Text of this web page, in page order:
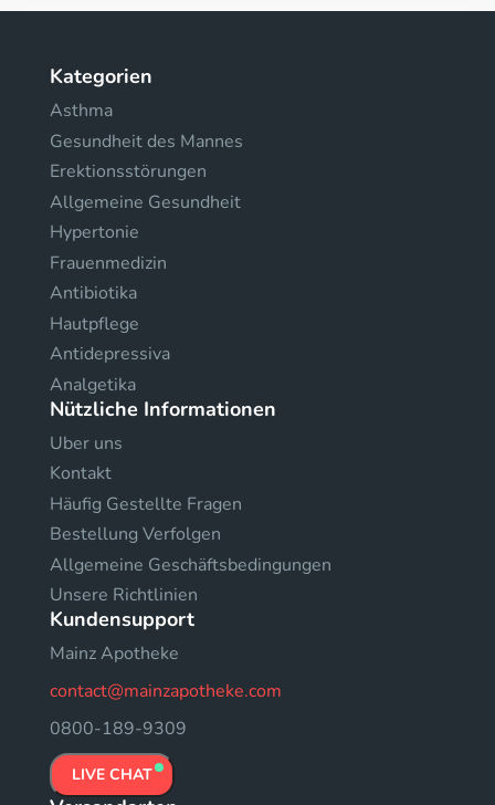
Kategorien
Asthma
Gesundheit des Mannes
Erektionsstörungen
Allgemeine Gesundheit
Hypertonie
Frauenmedizin
Antibiotika
Hautpflege
Antidepressiva
Analgetika
Nützliche Informationen
Uber uns
Kontakt
Häufig Gestellte Fragen
Bestellung Verfolgen
Allgemeine Geschäftsbedingungen
Unsere Richtlinien
Kundensupport
Mainz Apotheke
contact@mainzapotheke.com
0800-189-9309
LIVE CHAT